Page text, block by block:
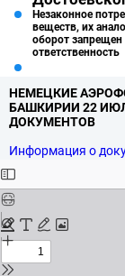
Незаконное
веществ, их
оборот запрещен
ответственность
НЕМЕЦКИЕ
БАШКИРИИ 22
ДОКУМЕНТОВ
Информация о